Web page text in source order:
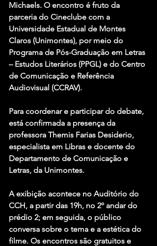
Michaels. O encontro é fruto da
parceria do Cineclube com a
Universidade Estadual de Montes
Claros (Unimontes), por meio do
Programa de Pós-Graduação em Letras
– Estudos Literários (PPGL) e do Centro
de Comunicação e Referência
Audiovisual (CCRAV).
Para coordenar e participar do debate,
está confirmada a presença da
professora Themis Farias Desiderio,
especialista em Libras e docente do
Departamento de Comunicação e
Letras, da Unimontes.
A exibição acontece no Auditório do
CCH, a partir das 19h, no 2º andar do
prédio 2; em seguida, o público
conversa sobre o tema e a estética do
filme. Os encontros são gratuitos e